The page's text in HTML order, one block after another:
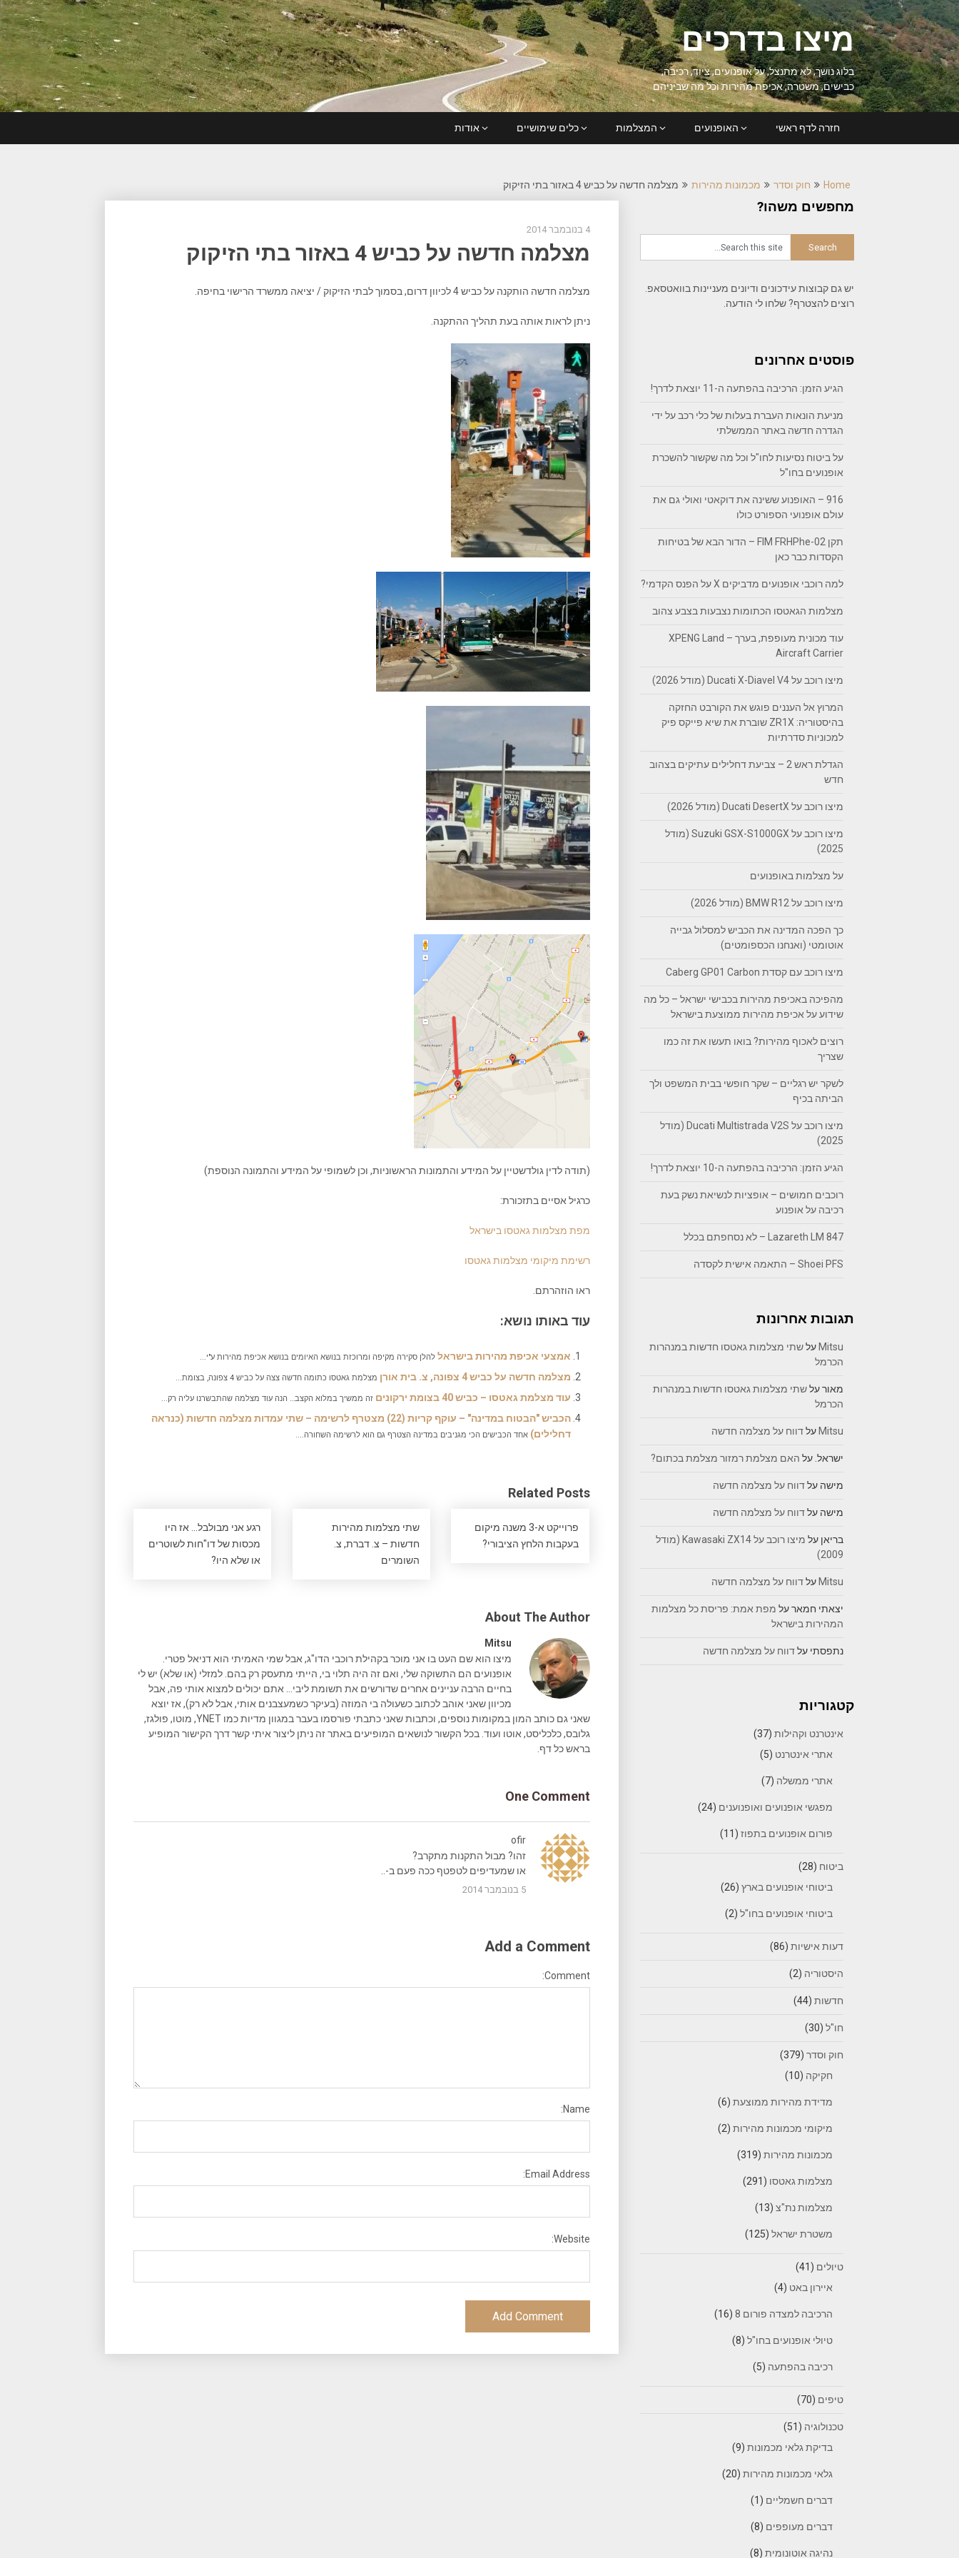
Skip
to
content
מיצו בדרכים
בלוג נושך, לא מתנצל, על אופנועים, ציוד, רכיבה,
כבישים, משטרה, אכיפת מהירות וכל מה שביניהם
חזרה לדף ראשי האופנועים המצלמות כלים שימושיים אודות
Home חוק וסדר מכמונות מהירות מצלמה חדשה על כביש 4 באזור בתי הזיקוק
4 בנובמבר 2014
מצלמה חדשה על כביש 4 באזור בתי הזיקוק
מצלמה חדשה הותקנה על כביש 4 לכיוון דרום, בסמוך לבתי הזיקוק / יציאה ממשרד הרישוי בחיפה.
ניתן לראות אותה בעת תהליך ההתקנה.
(תודה לדין גולדשטיין על המידע והתמונות הראשוניות, וכן לשמופי על המידע והתמונה הנוספת)
כרגיל אסיים בתזכורת:
מפת מצלמות גאטסו בישראל
רשימת מיקומי מצלמות גאטסו
ראו הוזהרתם.
עוד באותו נושא:
אמצעי אכיפת מהירות בישראל להלן סקירה מקיפה ומרוכזת בנושא האיומים בנושא אכיפת מהירות ע"י...
מצלמה חדשה על כביש 4 צפונה, צ. בית אורן מצלמת גאטסו כתומה חדשה צצה על כביש 4 צפונה, בצומת...
עוד מצלמת גאטסו – כביש 40 בצומת ירקונים זה ממשיך במלוא הקצב… הנה עוד מצלמה שהתבשרנו עליה רק...
הכביש "הבטוח במדינה" – עוקף קריות (22) מצטרף לרשימה – שתי עמדות מצלמה חדשות (כנראה
דחלילים) אחד הכבישים הכי מגניבים במדינה הצטרף גם הוא לרשימה השחורה....
Related Posts
רגע אני מבולבל… אז היו
מכסות של דו"חות לשוטרים
או שלא היו?
שתי מצלמות מהירות
חדשות – צ. דברת, צ.
השומרים
פרוייקט א-3 משנה מיקום
בעקבות הלחץ הציבורי?
About The Author
Mitsu
מיצו הוא שם העט בו אני מוכר בקהילת רוכבי הדו"ג, אבל שמי האמיתי הוא דניאל פטרי.
אופנועים הם התשוקה שלי, ואם זה היה תלוי בי, הייתי מתעסק רק בהם. למזלי (או שלא) יש לי
בחיים הרבה עניינים אחרים שדורשים את תשומת ליבי... אתם יכולים למצוא אותי פה, אבל
מכיוון שאני אוהב לכתוב כשעולה בי המוזה (בעיקר כשמעצבנים אותי, אבל לא רק), אז יוצא
שאני גם כותב המון במקומות נוספים, וכתבות שאני כתבתי פורסמו בעבר במגוון מדיות כמו YNET, מוטו, פולגז,
גלובס, כלכליסט, אוטו ועוד. בכל הקשור לנושאים המופיעים באתר זה ניתן ליצור איתי קשר דרך הקישור המופיע
בראש כל דף.
One Comment
ofir
זהו? מבול התקנות מתקרב?
או שמעדיפים לטפטף ככה פעם ב-..
5 בנובמבר 2014
Add a Comment
Comment:
Name:
Email Address:
Website:
מחפשים משהו?
יש גם קבוצות עידכונים ודיונים מעניינות בוואטסאפ.
רוצים להצטרף? שלחו לי הודעה.
פוסטים אחרונים
הגיע הזמן: הרכיבה בהפתעה ה-11 יוצאת לדרך!
מניעת הונאות העברת בעלות של כלי רכב על ידי
הגדרה חדשה באתר הממשלתי
על ביטוח נסיעות לחו"ל וכל מה שקשור להשכרת
אופנועים בחו"ל
916 – האופנוע ששינה את דוקאטי ואולי גם את
עולם אופנועי הספורט כולו
תקן FIM FRHPhe-02 – הדור הבא של בטיחות
הקסדות כבר כאן
למה רוכבי אופנועים מדביקים X על הפנס הקדמי?
מצלמות הגאטסו הכתומות נצבעות בצבע צהוב
עוד מכונית מעופפת, בערך – XPENG Land
Aircraft Carrier
מיצו רוכב על Ducati X-Diavel V4 (מודל 2026)
המרוץ אל העננים פוגש את הקורבט החזקה
בהיסטוריה: ZR1X שוברת את שיא פייקס פיק
למכוניות סדרתיות
הגדלת ראש 2 – צביעת דחלילים עתיקים בצהוב
חדש
מיצו רוכב על Ducati DesertX (מודל 2026)
מיצו רוכב על Suzuki GSX-S1000GX (מודל
2025)
על מצלמות באופנועים
מיצו רוכב על BMW R12 (מודל 2026)
כך הפכה המדינה את הכביש למסלול גבייה
אוטומטי (ואנחנו הכספומטים)
מיצו רוכב עם קסדת Caberg GP01 Carbon
מהפיכה באכיפת מהירות בכבישי ישראל – כל מה
שידוע על אכיפת מהירות ממוצעת בישראל
רוצים לאכוף מהירות? בואו תעשו את זה כמו
שצריך
לשקר יש רגליים – שקר חופשי בבית המשפט ולך
הביתה בכיף
מיצו רוכב על Ducati Multistrada V2S (מודל
2025)
הגיע הזמן: הרכיבה בהפתעה ה-10 יוצאת לדרך!
רוכבים חמושים – אופציות לנשיאת נשק בעת
רכיבה על אופנוע
Lazareth LM 847 – לא נסחפתם בכלל
Shoei PFS – התאמה אישית לקסדה
תגובות אחרונות
Mitsu עלשתי מצלמות גאטסו חדשות במנהרות
הכרמל
מאורעלשתי מצלמות גאטסו חדשות במנהרות
הכרמל
Mitsu עלדווח על מצלמה חדשה
ישראל. על האם מצלמת רמזור מצלמת בכתום?
מישה עלדווח על מצלמה חדשה
מישה עלדווח על מצלמה חדשה
בריאן על
מיצו רוכב על Kawasaki ZX14 (מודל
2009)
Mitsu עלדווח על מצלמה חדשה
יצאתי חמארעל מפת אמת: פריסת כל מצלמות
המהירות בישראל
נתפסתי עלדווח על מצלמה חדשה
קטגוריות
אינטרנט וקהילות (37)
אתרי אינטרנט (5)
אתרי ממשלה (7)
מפגשי אופנועים ואופנוענים (24)
פורום אופנועים בתפוז (11)
ביטוח (28)
ביטוחי אופנועים בארץ (26)
ביטוחי אופנועים בחו"ל (2)
דעות אישיות (86)
היסטוריה (2)
חדשות (44)
חו"ל (30)
חוק וסדר (379)
חקיקה (10)
מדידת מהירות ממוצעת (6)
מיקומי מכמונות מהירות (2)
מכמונות מהירות (319)
מצלמות גאטסו (291)
מצלמות נת"צ (13)
משטרת ישראל (125)
טיולים (41)
איירון באט (4)
הרכיבה למצדה פורום 8 (16)
טיולי אופנועים בחו"ל (8)
רכיבה בהפתעה (5)
טיפים (70)
טכנולוגיה (51)
בדיקת גלאי מכמונות (9)
גלאי מכמונות מהירות (20)
דברים חשמליים (1)
דברים מעופפים (8)
נהיגה אוטונומית (8)